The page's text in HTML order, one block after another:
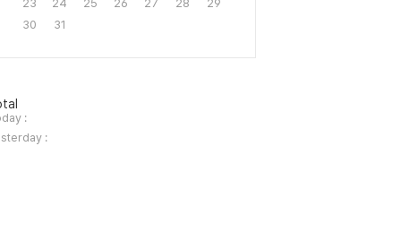
23
24 25 26 27 28
29
30
31
:
: